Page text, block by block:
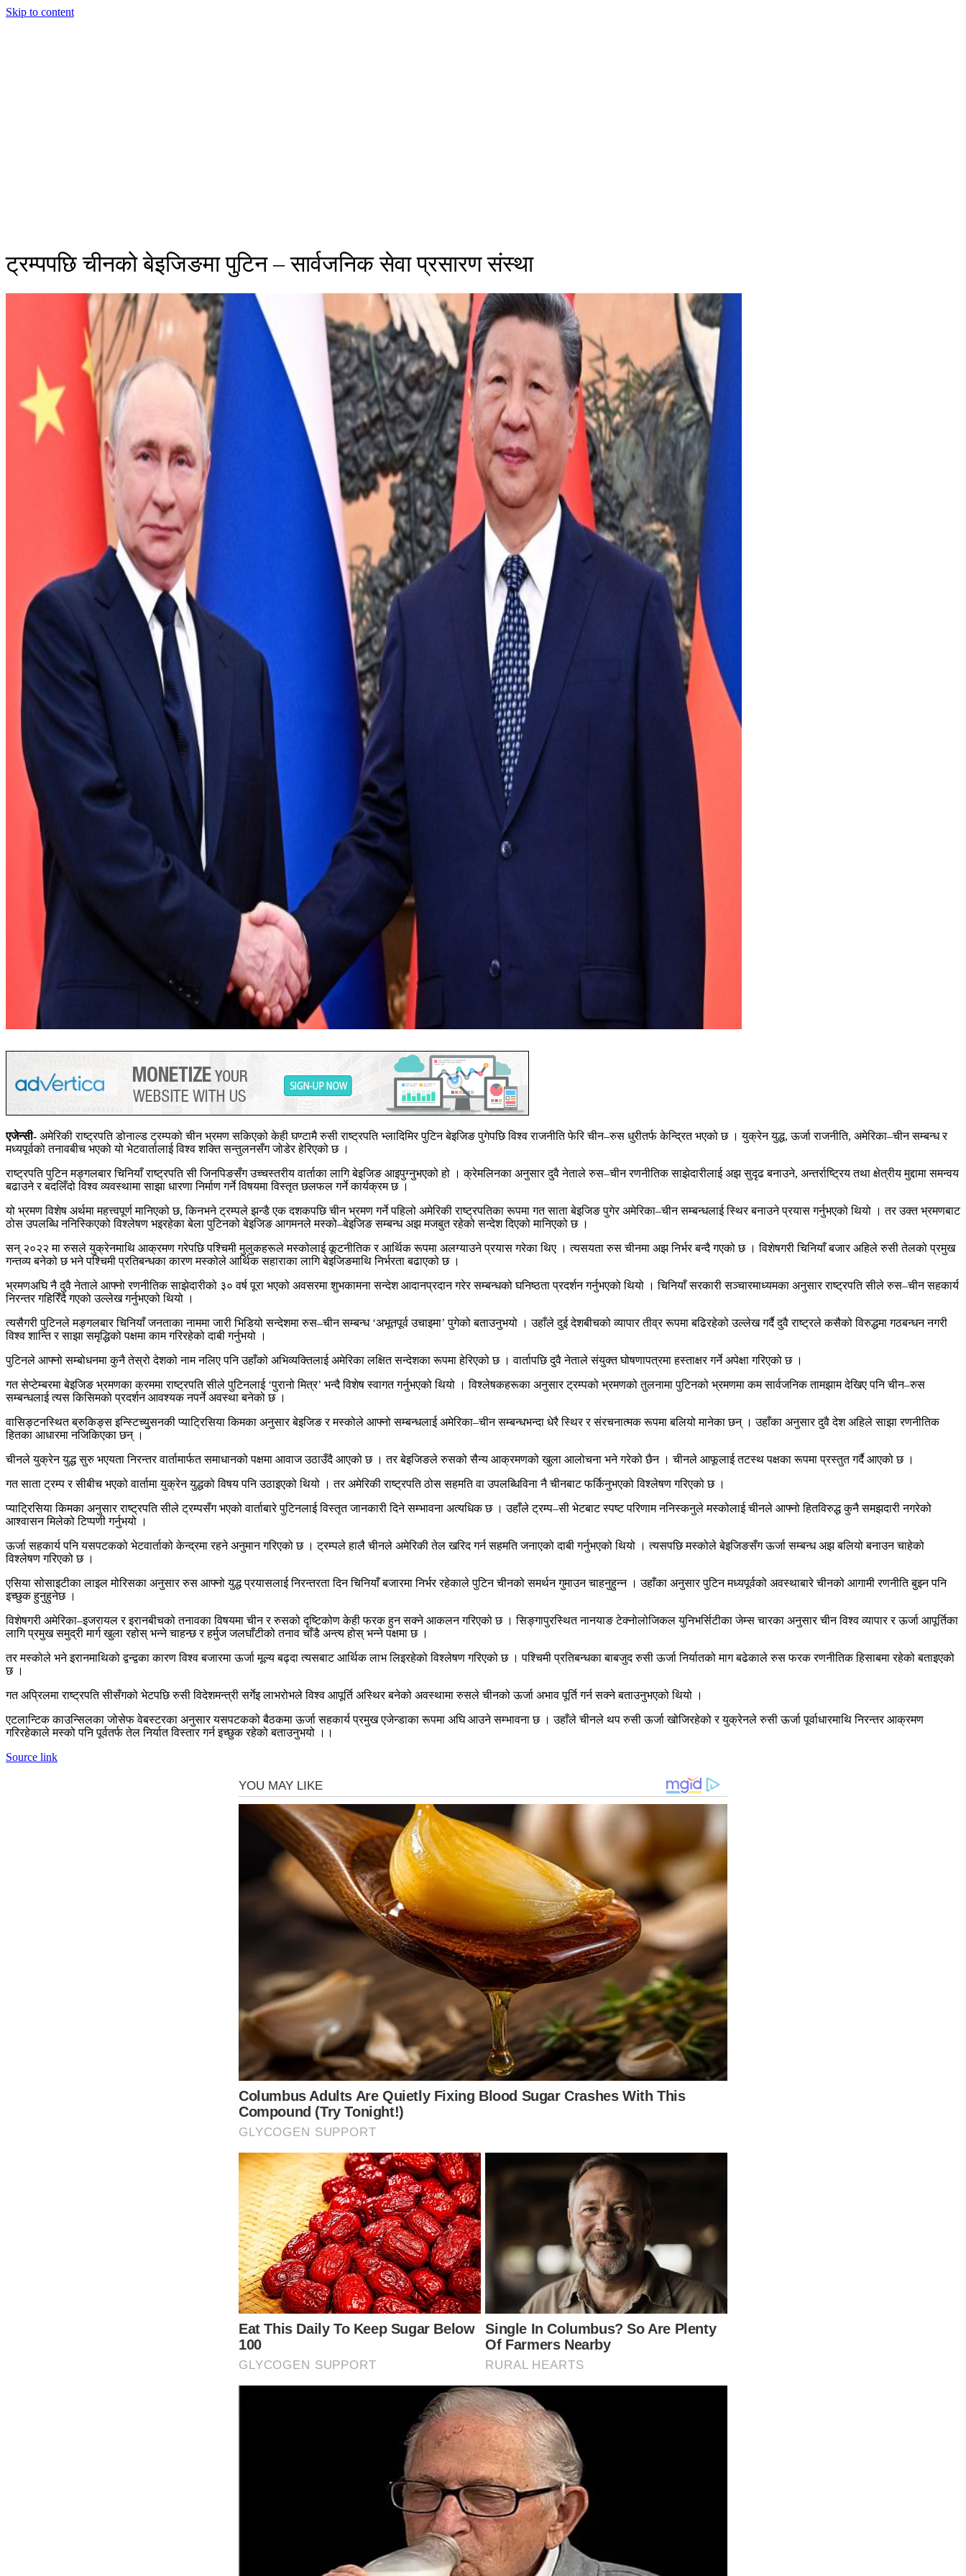
Skip to content
ट्रम्पपछि चीनको बेइजिङमा पुटिन – सार्वजनिक सेवा प्रसारण संस्था
एजेन्सी- अमेरिकी राष्ट्रपति डोनाल्ड ट्रम्पको चीन भ्रमण सकिएको केही घण्टामै रुसी राष्ट्रपति भ्लादिमिर पुटिन बेइजिङ पुगेपछि विश्व राजनीतिफेरि चीन–रुस धुरीतर्फ केन्द्रित भएको छ । युक्रेन युद्ध, ऊर्जा राजनीति, अमेरिका–चीन सम्बन्ध र
मध्यपूर्वको तनावबीच भएको यो भेटवार्तालाई विश्व शक्ति सन्तुलनसँग जोडेर हेरिएको छ ।
राष्ट्रपति पुटिन मङ्गलबार चिनियाँ राष्ट्रपति सी जिनपिङसँग उच्चस्तरीय वार्ताका लागि बेइजिङ आइपुग्नुभएको हो । क्रेमलिनका अनुसार दुवै नेताले रुस–चीन रणनीतिक साझेदारीलाई अझ सुदृढ बनाउने, अन्तर्राष्ट्रिय तथा क्षेत्रीय मुद्दामा समन्वय
बढाउने र बदलिँदो विश्व व्यवस्थामा साझा धारणा निर्माण गर्ने विषयमा विस्तृत छलफल गर्ने कार्यक्रम छ ।
यो भ्रमण विशेष अर्थमा महत्त्वपूर्ण मानिएको छ, किनभने ट्रम्पले झन्डै एक दशकपछि चीन भ्रमण गर्ने पहिलो अमेरिकी राष्ट्रपतिका रूपमा गत साता बेइजिङ पुगेर अमेरिका–चीन सम्बन्धलाई स्थिर बनाउने प्रयास गर्नुभएको थियो । तर उक्त भ्रमणबाट
ठोस उपलब्धि ननिस्किएको विश्लेषण भइरहेका बेला पुटिनको बेइजिङ आगमनले मस्को–बेइजिङ सम्बन्ध अझ मजबुत रहेको सन्देश दिएको मानिएको छ ।
सन् २०२२ मा रुसले युक्रेनमाथि आक्रमण गरेपछि पश्चिमी मुलुकहरूले मस्कोलाई कूटनीतिक र आर्थिक रूपमा अलग्याउने प्रयास गरेका थिए । त्यसयता रुस चीनमा अझ निर्भर बन्दै गएको छ । विशेषगरी चिनियाँ बजार अहिले रुसी तेलको प्रमुख
गन्तव्य बनेको छ भने पश्चिमी प्रतिबन्धका कारण मस्कोले आर्थिक सहाराका लागि बेइजिङमाथि निर्भरता बढाएको छ ।
भ्रमणअघि नै दुवै नेताले आफ्नो रणनीतिक साझेदारीको ३० वर्ष पूरा भएको अवसरमा शुभकामना सन्देश आदानप्रदान गरेर सम्बन्धको घनिष्ठता प्रदर्शन गर्नुभएको थियो । चिनियाँ सरकारी सञ्चारमाध्यमका अनुसार राष्ट्रपति सीले रुस–चीन सहकार्य
निरन्तर गहिरिँदै गएको उल्लेख गर्नुभएको थियो ।
त्यसैगरी पुटिनले मङ्गलबार चिनियाँ जनताका नाममा जारी भिडियो सन्देशमा रुस–चीन सम्बन्ध ‘अभूतपूर्व उचाइमा’ पुगेको बताउनुभयो । उहाँले दुई देशबीचको व्यापार तीव्र रूपमा बढिरहेको उल्लेख गर्दै दुवै राष्ट्रले कसैको विरुद्धमा गठबन्धन नगरी
विश्व शान्ति र साझा समृद्धिको पक्षमा काम गरिरहेको दाबी गर्नुभयो ।
पुटिनले आफ्नो सम्बोधनमा कुनै तेस्रो देशको नाम नलिए पनि उहाँको अभिव्यक्तिलाई अमेरिका लक्षित सन्देशका रूपमा हेरिएको छ । वार्तापछि दुवै नेताले संयुक्त घोषणापत्रमा हस्ताक्षर गर्ने अपेक्षा गरिएको छ ।
गत सेप्टेम्बरमा बेइजिङ भ्रमणका क्रममा राष्ट्रपति सीले पुटिनलाई ‘पुरानो मित्र’ भन्दै विशेष स्वागत गर्नुभएको थियो । विश्लेषकहरूका अनुसार ट्रम्पको भ्रमणको तुलनामा पुटिनको भ्रमणमा कम सार्वजनिक तामझाम देखिए पनि चीन–रुस
सम्बन्धलाई त्यस किसिमको प्रदर्शन आवश्यक नपर्ने अवस्था बनेको छ ।
वासिङ्टनस्थित ब्रुकिङ्स इन्स्टिच्युुसनकी प्याट्रिसिया किमका अनुसार बेइजिङ र मस्कोले आफ्नो सम्बन्धलाई अमेरिका–चीन सम्बन्धभन्दा धेरै स्थिर र संरचनात्मक रूपमा बलियो मानेका छन् । उहाँका अनुसार दुवै देश अहिले साझा रणनीतिक
हितका आधारमा नजिकिएका छन् ।
चीनले युक्रेन युद्ध सुरु भएयता निरन्तर वार्तामार्फत समाधानको पक्षमा आवाज उठाउँदै आएको छ । तर बेइजिङले रुसको सैन्य आक्रमणको खुला आलोचना भने गरेको छैन । चीनले आफूलाई तटस्थ पक्षका रूपमा प्रस्तुत गर्दै आएको छ ।
गत साता ट्रम्प र सीबीच भएको वार्तामा युक्रेन युद्धको विषय पनि उठाइएको थियो । तर अमेरिकी राष्ट्रपति ठोस सहमति वा उपलब्धिविना नै चीनबाट फर्किनुभएको विश्लेषण गरिएको छ ।
प्याट्रिसिया किमका अनुसार राष्ट्रपति सीले ट्रम्पसँग भएको वार्ताबारे पुटिनलाई विस्तृत जानकारी दिने सम्भावना अत्यधिक छ । उहाँले ट्रम्प–सी भेटबाट स्पष्ट परिणामननिस्कनुलेमस्कोलाई चीनले आफ्नोहितविरुद्धकुनै समझदारी नगरेको
आश्वासन मिलेको टिप्पणी गर्नुभयो ।
ऊर्जा सहकार्य पनियसपटकको भेटवार्ताको केन्द्रमा रहने अनुमान गरिएको छ ।ट्रम्पलेहालै चीनले अमेरिकी तेल खरिद गर्न सहमति जनाएको दाबी गर्नुभएको थियो । त्यसपछि मस्कोलेबेइजिङसँगऊर्जा सम्बन्ध अझ बलियो बनाउन चाहेको
विश्लेषण गरिएको छ ।
एसिया सोसाइटीकालाइल मोरिसका अनुसाररुस आफ्नो युद्ध प्रयासलाई निरन्तरता दिन चिनियाँ बजारमा निर्भर रहेकाले पुटिन चीनको समर्थन गुमाउन चाहनुहुन्न ।उहाँका अनुसार पुटिन मध्यपूर्वको अवस्थाबारे चीनको आगामी रणनीति बुझ्न पनि
इच्छुक हुनुहुनेछ ।
विशेषगरी अमेरिका–इजरायल रइरानबीचकोतनावका विषयमा चीन ररुसकोदृष्टिकोण केही फरक हुन सक्ने आकलन गरिएको छ ।सिङ्गापुरस्थित नानयाङ टेक्नोलोजिकल युनिभर्सिटीकाजेम्स चारका अनुसार चीन विश्व व्यापार र ऊर्जा आपूर्तिका
लागि प्रमुख समुद्री मार्ग खुला रहोस् भन्ने चाहन्छ रहर्मुज जलघाँटीकोतनाव चाँडै अन्त्य होस् भन्ने पक्षमा छ ।
तर मस्कोले भने इरानमाथिको द्वन्द्वका कारण विश्व बजारमा ऊर्जा मूल्य बढ्दा त्यसबाट आर्थिक लाभ लिइरहेको विश्लेषण गरिएको छ । पश्चिमी प्रतिबन्धकाबाबजुद रुसीऊर्जा निर्यातको माग बढेकालेरुसफरकरणनीतिकहिसाबमा रहेको बताइएको
छ ।
गत अप्रिलमा राष्ट्रपतिसीसँगको भेटपछिरुसी विदेशमन्त्री सर्गेइ लाभरोभलेविश्व आपूर्ति अस्थिर बनेको अवस्थामारुसलेचीनको ऊर्जा अभाव पूर्ति गर्न सक्ने बताउनुभएको थियो ।
एटलान्टिक काउन्सिलका जोसेफ वेबस्टरका अनुसारयसपटककोबैठकमा ऊर्जा सहकार्य प्रमुख एजेन्डाका रूपमा अघि आउने सम्भावना छ ।उहाँलेचीनले थपरुसीऊर्जा खोजिरहेको र युक्रेनलेरुसीऊर्जा पूर्वाधारमाथि निरन्तर आक्रमण
गरिरहेकालेमस्को पनि पूर्वतर्फ तेल निर्यात विस्तार गर्न इच्छुक रहेको बताउनुभयो ।।
Source link